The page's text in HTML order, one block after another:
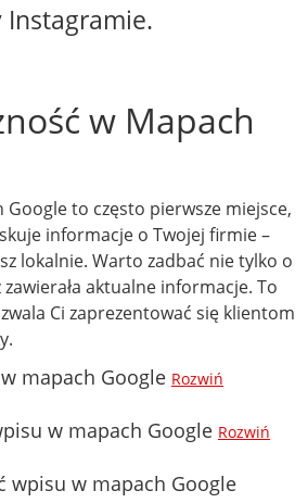
Instagramie.
w Mapach
Google to często pierwsze miejsce,
informacje o Twojej firmie –
lokalnie. Warto zadbać nie tylko o
aktualne informacje. To
Ci zaprezentować się klientom
mapach Google Rozwiń
w mapach Google Rozwiń
wpisu w mapach Google